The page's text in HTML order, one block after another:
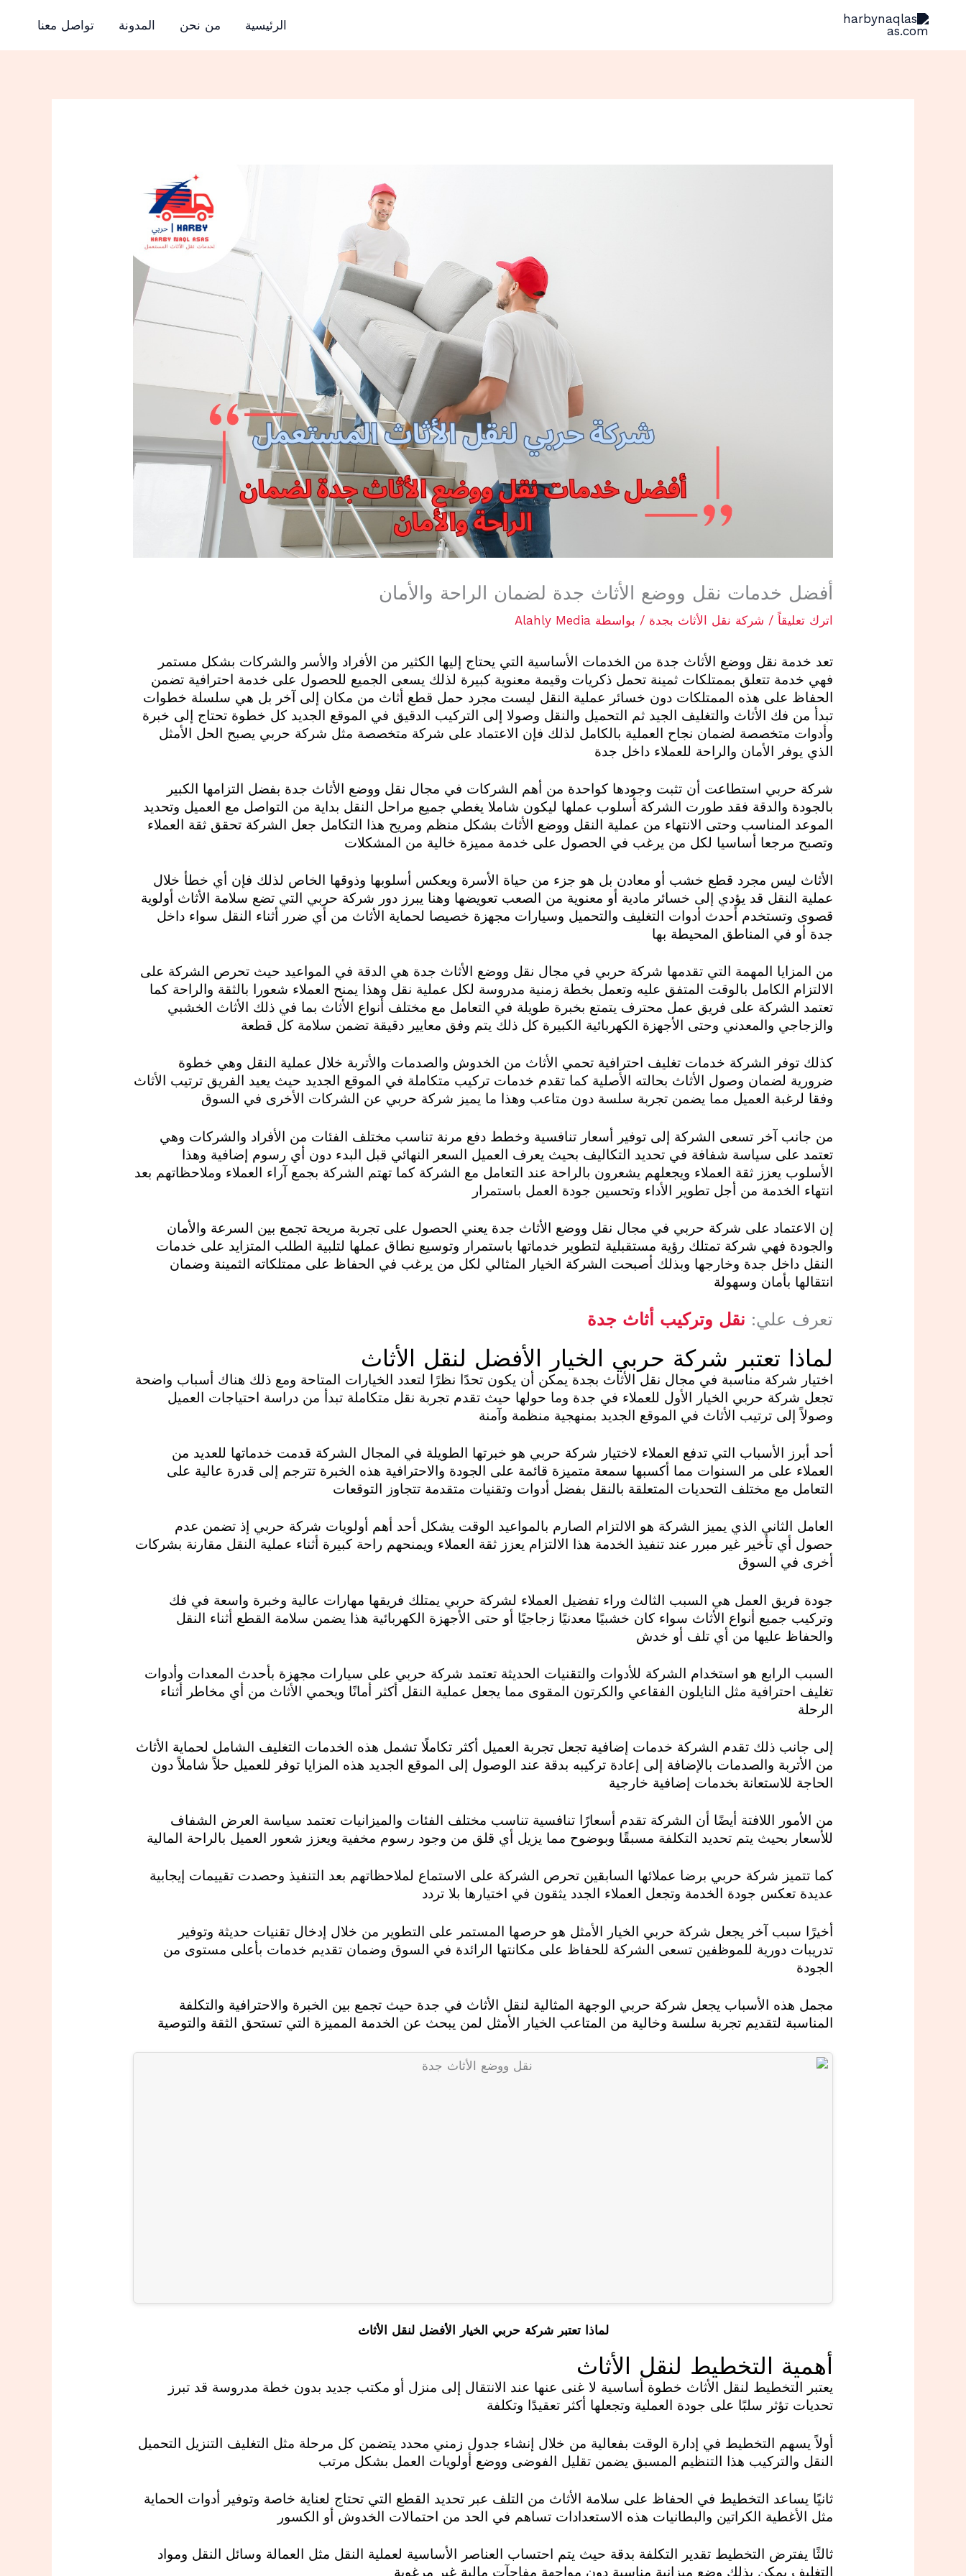
الرئيسية من نحن المدونة تواصل معنا
أفضل خدمات نقل ووضع الأثاث جدة لضمان الراحة والأمان
اترك تعليقاً / شركة نقل الأثاث بجدة / بواسطة Alahly Media
تعد خدمة نقل ووضع الأثاث جدة من الخدمات الأساسية التي يحتاج إليها الكثير من الأفراد والأسر والشركات بشكل مستمر
فهي خدمة تتعلق بممتلكات ثمينة تحمل ذكريات وقيمة معنوية كبيرة لذلك يسعى الجميع للحصول على خدمة احترافية تضمن
الحفاظ على هذه الممتلكات دون خسائر عملية النقل ليست مجرد حمل قطع أثاث من مكان إلى آخر بل هي سلسلة خطوات
تبدأ من فك الأثاث والتغليف الجيد ثم التحميل والنقل وصولا إلى التركيب الدقيق في الموقع الجديد كل خطوة تحتاج إلى خبرة
وأدوات متخصصة لضمان نجاح العملية بالكامل لذلك فإن الاعتماد على شركة متخصصة مثل شركة حربي يصبح الحل الأمثل
الذي يوفر الأمان والراحة للعملاء داخل جدة
شركة حربي استطاعت أن تثبت وجودها كواحدة من أهم الشركات في مجال نقل ووضع الأثاث جدة بفضل التزامها الكبير
بالجودة والدقة فقد طورت الشركة أسلوب عملها ليكون شاملا يغطي جميع مراحل النقل بداية من التواصل مع العميل وتحديد
الموعد المناسب وحتى الانتهاء من عملية النقل ووضع الأثاث بشكل منظم ومريح هذا التكامل جعل الشركة تحقق ثقة العملاء
وتصبح مرجعا أساسيا لكل من يرغب في الحصول على خدمة مميزة خالية من المشكلات
الأثاث ليس مجرد قطع خشب أو معادن بل هو جزء من حياة الأسرة ويعكس أسلوبها وذوقها الخاص لذلك فإن أي خطأ خلال
عملية النقل قد يؤدي إلى خسائر مادية أو معنوية من الصعب تعويضها وهنا يبرز دور شركة حربي التي تضع سلامة الأثاث أولوية
قصوى وتستخدم أحدث أدوات التغليف والتحميل وسيارات مجهزة خصيصا لحماية الأثاث من أي ضرر أثناء النقل سواء داخل
جدة أو في المناطق المحيطة بها
من المزايا المهمة التي تقدمها شركة حربي في مجال نقل ووضع الأثاث جدة هي الدقة في المواعيد حيث تحرص الشركة على
الالتزام الكامل بالوقت المتفق عليه وتعمل بخطة زمنية مدروسة لكل عملية نقل وهذا يمنح العملاء شعورا بالثقة والراحة كما
تعتمد الشركة على فريق عمل محترف يتمتع بخبرة طويلة في التعامل مع مختلف أنواع الأثاث بما في ذلك الأثاث الخشبي
والزجاجي والمعدني وحتى الأجهزة الكهربائية الكبيرة كل ذلك يتم وفق معايير دقيقة تضمن سلامة كل قطعة
كذلك توفر الشركة خدمات تغليف احترافية تحمي الأثاث من الخدوش والصدمات والأتربة خلال عملية النقل وهي خطوة
ضرورية لضمان وصول الأثاث بحالته الأصلية كما تقدم خدمات تركيب متكاملة في الموقع الجديد حيث يعيد الفريق ترتيب الأثاث
وفقا لرغبة العميل مما يضمن تجربة سلسة دون متاعب وهذا ما يميز شركة حربي عن الشركات الأخرى في السوق
من جانب آخر تسعى الشركة إلى توفير أسعار تنافسية وخطط دفع مرنة تناسب مختلف الفئات من الأفراد والشركات وهي
تعتمد على سياسة شفافة في تحديد التكاليف بحيث يعرف العميل السعر النهائي قبل البدء دون أي رسوم إضافية وهذا
الأسلوب يعزز ثقة العملاء ويجعلهم يشعرون بالراحة عند التعامل مع الشركة كما تهتم الشركة بجمع آراء العملاء وملاحظاتهم بعد
انتهاء الخدمة من أجل تطوير الأداء وتحسين جودة العمل باستمرار
إن الاعتماد على شركة حربي في مجال نقل ووضع الأثاث جدة يعني الحصول على تجربة مريحة تجمع بين السرعة والأمان
والجودة فهي شركة تمتلك رؤية مستقبلية لتطوير خدماتها باستمرار وتوسيع نطاق عملها لتلبية الطلب المتزايد على خدمات
النقل داخل جدة وخارجها وبذلك أصبحت الشركة الخيار المثالي لكل من يرغب في الحفاظ على ممتلكاته الثمينة وضمان
انتقالها بأمان وسهولة
تعرف علي: نقل وتركيب أثاث جدة
لماذا تعتبر شركة حربي الخيار الأفضل لنقل الأثاث
اختيار شركة مناسبة في مجال نقل الأثاث بجدة يمكن أن يكون تحدًا نظرًا لتعدد الخيارات المتاحة ومع ذلك هناك أسباب واضحة
تجعل شركة حربي الخيار الأول للعملاء في جدة وما حولها حيث تقدم تجربة نقل متكاملة تبدأ من دراسة احتياجات العميل
وصولاً إلى ترتيب الأثاث في الموقع الجديد بمنهجية منظمة وآمنة
أحد أبرز الأسباب التي تدفع العملاء لاختيار شركة حربي هو خبرتها الطويلة في المجال الشركة قدمت خدماتها للعديد من
العملاء على مر السنوات مما أكسبها سمعة متميزة قائمة على الجودة والاحترافية هذه الخبرة تترجم إلى قدرة عالية على
التعامل مع مختلف التحديات المتعلقة بالنقل بفضل أدوات وتقنيات متقدمة تتجاوز التوقعات
العامل الثاني الذي يميز الشركة هو الالتزام الصارم بالمواعيد الوقت يشكل أحد أهم أولويات شركة حربي إذ تضمن عدم
حصول أي تأخير غير مبرر عند تنفيذ الخدمة هذا الالتزام يعزز ثقة العملاء ويمنحهم راحة كبيرة أثناء عملية النقل مقارنة بشركات
أخرى في السوق
جودة فريق العمل هي السبب الثالث وراء تفضيل العملاء لشركة حربي يمتلك فريقها مهارات عالية وخبرة واسعة في فك
وتركيب جميع أنواع الأثاث سواء كان خشبيًا معدنيًا زجاجيًا أو حتى الأجهزة الكهربائية هذا يضمن سلامة القطع أثناء النقل
والحفاظ عليها من أي تلف أو خدش
السبب الرابع هو استخدام الشركة للأدوات والتقنيات الحديثة تعتمد شركة حربي على سيارات مجهزة بأحدث المعدات وأدوات
تغليف احترافية مثل النايلون الفقاعي والكرتون المقوى مما يجعل عملية النقل أكثر أمانًا ويحمي الأثاث من أي مخاطر أثناء
الرحلة
إلى جانب ذلك تقدم الشركة خدمات إضافية تجعل تجربة العميل أكثر تكاملًا تشمل هذه الخدمات التغليف الشامل لحماية الأثاث
من الأتربة والصدمات بالإضافة إلى إعادة تركيبه بدقة عند الوصول إلى الموقع الجديد هذه المزايا توفر للعميل حلاً شاملاً دون
الحاجة للاستعانة بخدمات إضافية خارجية
من الأمور اللافتة أيضًا أن الشركة تقدم أسعارًا تنافسية تناسب مختلف الفئات والميزانيات تعتمد سياسة العرض الشفاف
للأسعار بحيث يتم تحديد التكلفة مسبقًا وبوضوح مما يزيل أي قلق من وجود رسوم مخفية ويعزز شعور العميل بالراحة المالية
كما تتميز شركة حربي برضا عملائها السابقين تحرص الشركة على الاستماع لملاحظاتهم بعد التنفيذ وحصدت تقييمات إيجابية
عديدة تعكس جودة الخدمة وتجعل العملاء الجدد يثقون في اختيارها بلا تردد
أخيرًا سبب آخر يجعل شركة حربي الخيار الأمثل هو حرصها المستمر على التطوير من خلال إدخال تقنيات حديثة وتوفير
تدريبات دورية للموظفين تسعى الشركة للحفاظ على مكانتها الرائدة في السوق وضمان تقديم خدمات بأعلى مستوى من
الجودة
مجمل هذه الأسباب يجعل شركة حربي الوجهة المثالية لنقل الأثاث في جدة حيث تجمع بين الخبرة والاحترافية والتكلفة
المناسبة لتقديم تجربة سلسة وخالية من المتاعب الخيار الأمثل لمن يبحث عن الخدمة المميزة التي تستحق الثقة والتوصية
لماذا تعتبر شركة حربي الخيار الأفضل لنقل الأثاث
أهمية التخطيط لنقل الأثاث
يعتبر التخطيط لنقل الأثاث خطوة أساسية لا غنى عنها عند الانتقال إلى منزل أو مكتب جديد بدون خطة مدروسة قد تبرز
تحديات تؤثر سلبًا على جودة العملية وتجعلها أكثر تعقيدًا وتكلفة
أولاً يسهم التخطيط في إدارة الوقت بفعالية من خلال إنشاء جدول زمني محدد يتضمن كل مرحلة مثل التغليف التنزيل التحميل
النقل والتركيب هذا التنظيم المسبق يضمن تقليل الفوضى ووضع أولويات العمل بشكل مرتب
ثانيًا يساعد التخطيط في الحفاظ على سلامة الأثاث من التلف عبر تحديد القطع التي تحتاج لعناية خاصة وتوفير أدوات الحماية
مثل الأغطية الكراتين والبطانيات هذه الاستعدادات تساهم في الحد من احتمالات الخدوش أو الكسور
ثالثًا يفترض التخطيط تقدير التكلفة بدقة حيث يتم احتساب العناصر الأساسية لعملية النقل مثل العمالة وسائل النقل ومواد
التغليف يمكن بذلك وضع ميزانية مناسبة دون مواجهة مفاجآت مالية غير مرغوبة